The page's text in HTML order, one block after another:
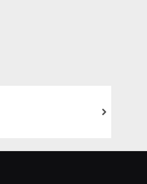
next